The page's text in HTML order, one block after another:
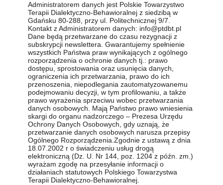
Administratorem danych jest Polskie Towarzystwo
Terapii Dialektyczno-Behawioralnej z siedzibą w
Gdańsku 80-288, przy ul. Politechnicznej 9/7.
Kontakt z Administratorem danych: info@ptdbt.pl
Dane będą przetwarzane do czasu rezygnacji z
subskrypcji newslettera. Gwarantujemy spełnienie
wszystkich Państwa praw wynikających z ogólnego
rozporządzenia o ochronie danych tj.: prawo
dostępu, sprostowania oraz usunięcia danych,
ograniczenia ich przetwarzania, prawo do ich
przenoszenia, niepodlegania zautomatyzowanemu
podejmowaniu decyzji, w tym profilowaniu, a także
prawo wyrażenia sprzeciwu wobec przetwarzania
danych osobowych. Mają Państwo prawo wniesienia
skargi do organu nadzorczego – Prezesa Urzędu
Ochrony Danych Osobowych, gdy uznają, że
przetwarzanie danych osobowych narusza przepisy
Ogólnego Rozporządzenia.Zgodnie z ustawą z dnia
18.07.2002 r o świadczeniu usług drogą
elektroniczną (Dz. U. Nr 144, poz. 1204 z późn. zm.)
wyrażam zgodę na przesyłanie informacji o
działaniach statutowych Polskiego Towarzystwa
Terapii Dialektyczno-Behawioralnej.